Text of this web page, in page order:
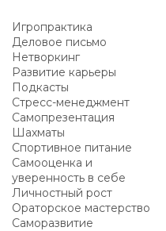
Игропрактика
Деловое письмо
Нетворкинг
Развитие карьеры
Подкасты
Стресс-менеджмент
Самопрезентация
Шахматы
Спортивное питание
Самооценка и
уверенность в себе
Личностный рост
Ораторское мастерство
Саморазвитие